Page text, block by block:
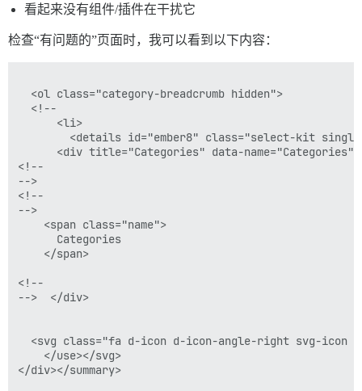
看起来没有组件/插件在干扰它
检查“有问题的”页面时，我可以看到以下内容：
  <ol class="category-breadcrumb hidden">
  <!--
      <li>
<details id="ember8" class="select-kit
<div title="Categories" data-
<!--
-->
<!--
-->
    <span class="name">
      Categories
    </span>
<!--
-->  </div>
<svg class="fa d-icon d-icon-angle-right svg-icon
    </use></svg>
</div></summary>